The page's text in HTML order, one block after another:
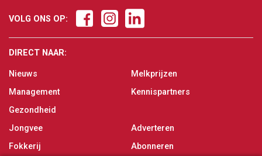
VOLG ONS OP:
DIRECT NAAR:
Nieuws
Management
Gezondheid
Jongvee
Fokkerij
Melkprijzen
Kennispartners
Adverteren
Abonneren